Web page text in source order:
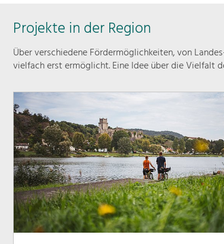
Projekte in der Region
Über verschiedene Fördermöglichkeiten, von
vielfach erst ermöglicht. Eine Idee über die Vielfalt